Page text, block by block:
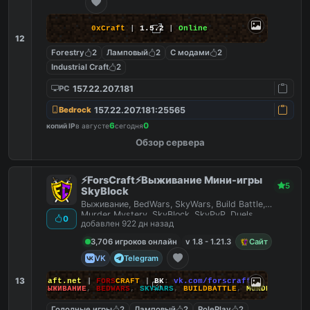
12
0xCraft | 1.5.2 | Online
Forestry 2 Ламповый 2 С модами
2
Industrial Craft
2
PC 157.22.207.181
Bedrock 157.22.207.181:25565
копий IPв августе6сегодня0
Обзор сервера
13
0
⚡ForsCraft⚡Выживание Мини-игры
SkyBlock
5
Выживание, BedWars, SkyWars, Build Battle,
Murder Mystery, SkyBlock, SkyPvP, Duels,
HideAndSeek
добавлен 922 дн назад
3,706 игроков онлайн
v 1.8 - 1.21.3
Сайт
VK
Telegram
ForsCraft.net FORSCRAFT ВК:
vk.com/forscraft
ВЫЖИВАНИЕ, BEDWARS, SKYWARS, BUILDBATTLE, MURDERMYSTERY